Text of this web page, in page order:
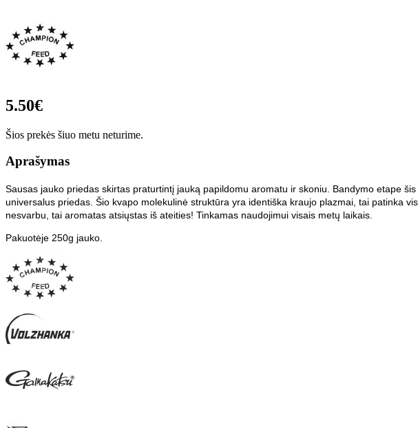
5.50€
Šios prekės šiuo metu neturime.
Aprašymas
Sausas jauko priedas skirtas praturtintį jauką papildomu aromatu ir skoniu. Bandymo etape
universalus priedas. Šio kvapo molekulinė struktūra yra identiška kraujo plazmai, tai patinka
nesvarbu, tai aromatas atsiųstas iš ateities! Tinkamas naudojimui visais metų laikais.
Pakuotėje 250g jauko.